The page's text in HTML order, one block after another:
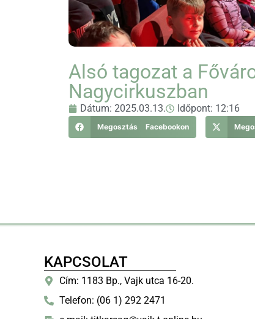
Alsó tagozat a
Nagycirkuszban
Dátum: 2025.03.13. Időpont: 12:16
Megosztás Facebookon
KAPCSOLAT
Cím: 1183 Bp., Vajk utca 16-20.
Telefon: (06 1) 292 2471